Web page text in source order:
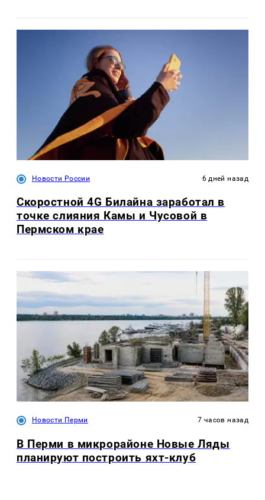
Новости России 6 дней назад
Скоростной 4G Билайна заработал в
точке слияния Камы и Чусовой в
Пермском крае
Новости Перми 7 часов назад
В Перми в микрорайоне Новые Ляды
планируют построить яхт-клуб